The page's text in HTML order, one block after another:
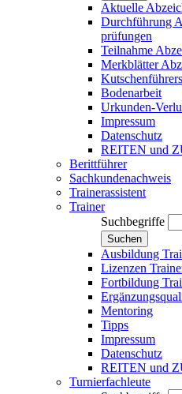
Aktuelle
Durchführung
prüfungen
Teilnahme
Merkblätter
Bodenarbeit
Urkunden-
Impressum
Datenschutz
REITEN und
Berittführer
Sachkundenachweis
Trainerassistent
Trainer
Suchbegriffe
Suchen
Ausbildung
Lizenzen
Fortbildung
Mentoring
Tipps
Impressum
Datenschutz
REITEN und
Turnierfachleute